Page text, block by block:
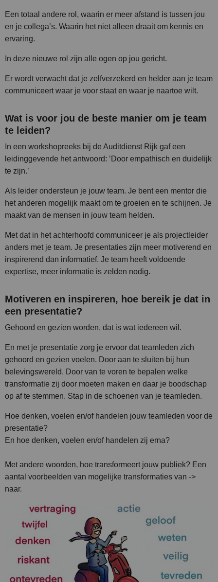
Een totaal andere rol, waarin er meer afstand is tussen jou
en je collega’s. Waarin het niet alleen draait om kennis en
ervaring.
In deze nieuwe rol zijn alle ogen op jou gericht.
Er wordt verwacht dat je zelfverzekerd en helder aan je team
communiceert waar je voor staat en waar je naartoe wilt.
Wat is voor jou de beste manier om je team
te leiden?
In een workshopreeks bij de Auditdienst Rijk gaf een
leidinggevende het antwoord: ’Door empathisch en duidelijk
te zijn.’
Als leider ondersteun je jouw team. Je bent een mentor die
het anderen mogelijk maakt om te groeien en te schijnen. Je
maakt van de mensen in jouw team helden.
Met dat in het achterhoofd communiceer je als projectleider
anders met je team. Je presentaties zijn meer motiverend en
inspirerend dan informatief. Je team heeft voldoende
expertise, meer informatie is zelden nodig.
Motiveren en inspireren, hoe bereik je dat in
een presentatie?
Gehoord en gezien worden, dat is wat iedereen wil.
En met je presentatie zorg je ervoor dat teamleden zich
gehoord en gezien voelen. Door aan te sluiten bij hun
belevingswereld. Door van te voren te bepalen welke
transformatie zij door moeten maken en daar je boodschap
op af te stemmen. Stap in de schoenen van je teamleden.
Hoe denken, voelen en/of handelen jouw teamleden voor de
presentatie?
En hoe denken, voelen en/of handelen zij erna?
Met andere woorden, hoe transformeert jouw publiek? Een
aantal voorbeelden van mogelijke transformaties van ->
naar.